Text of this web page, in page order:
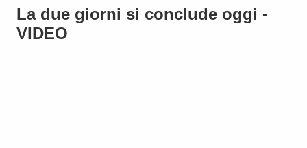
La due giorni si conclude oggi -
VIDEO